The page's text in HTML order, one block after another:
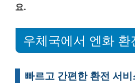
요.
우체국에서 엔화 환
빠르고 간편한 환전 서비